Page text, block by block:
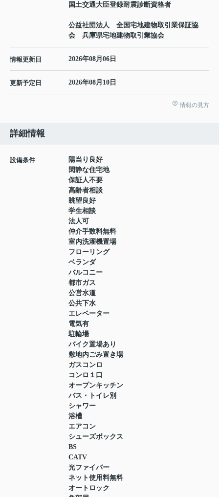
国土交通大臣登録耐震診断資格者
公益社団法人 全国宅地建物取引業保証協
会 兵庫県宅地建物取引業協会
情報更新日 2026年08月06日
更新予定日 2026年08月10日
情報の見方
詳細情報
設備条件
陽当り良好
閑静な住宅地
保証人不要
高齢者相談
眺望良好
学生相談
法人可
仲介手数料無料
室内洗濯機置場
フローリング
ベランダ
バルコニー
都市ガス
公営水道
公共下水
エレベーター
電気有
駐輪場
バイク置場あり
敷地内ごみ置き場
ガスコンロ
コンロ１口
オープンキッチン
バス・トイレ別
シャワー
浴槽
エアコン
シューズボックス
BS
CATV
光ファイバー
ネット使用料無料
オートロック